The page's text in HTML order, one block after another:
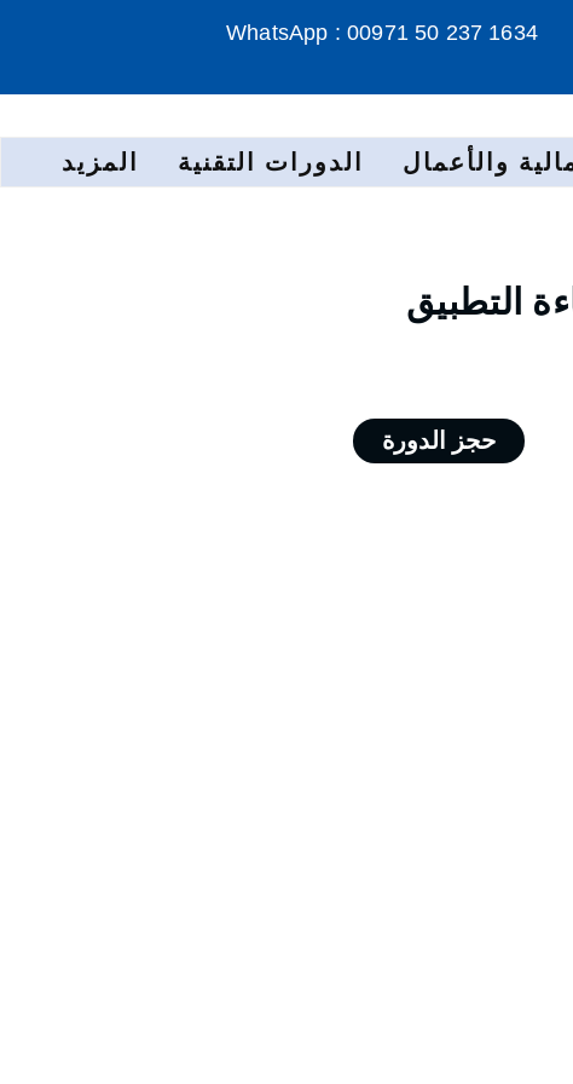
WhatsApp : 00971 50 237 1634
والأعمال الدورات التقنية المزيد
التطبيق
حجز الدورة